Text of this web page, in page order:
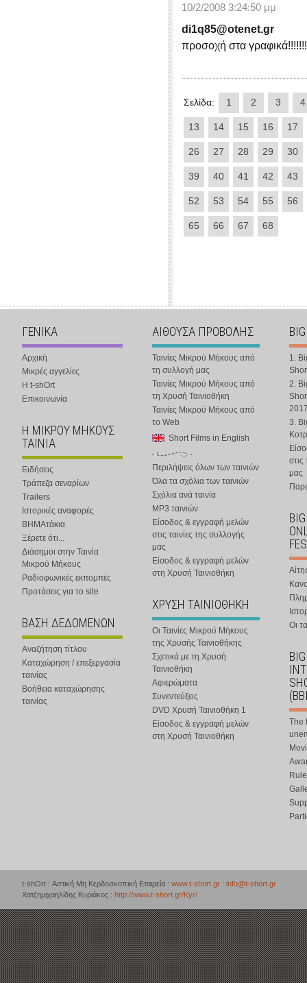
10/2/2008 3:24:50 μμ
di1q85@otenet.gr
προσοχή στα
Σελίδα: 1 2 3 4
13 14 15 16 17
26 27 28 29 30
39 40 41 42 43
52 53 54 55 56
65 66 67 68
ΓΕΝΙΚΑ
Αρχική
Μικρές αγγελίες
Η t-shOrt
Επικοινωνία
Η ΜΙΚΡΟΥ ΜΗΚΟΥΣ
ΤΑΙΝΙΑ
Ειδήσεις
Τράπεζα σεναρίων
Trailers
Ιστορικές αναφορές
ΒΗΜΑτάκια
Ξέρετε ότι...
Διάσημοι στην Ταινία
Μικρού Μήκους
Ραδιοφωνικές εκπομπές
Προτάσεις για το site
ΒΑΣΗ ΔΕΔΟΜΕΝΩΝ
Αναζήτηση τίτλου
Καταχώρηση / επεξεργασία
ταινίας
Βοήθεια καταχώρησης
ταινίας
ΑΙΘΟΥΣΑ ΠΡΟΒΟΛΗΣ
Ταινίες Μικρού Μήκους από
τη συλλογή μας
Ταινίες Μικρού Μήκους από
τη Χρυσή Ταινιοθήκη
Ταινίες Μικρού Μήκους από
το Web
Short Films in English
Περιλήψεις όλων των ταινιών
Όλα τα σχόλια των ταινιών
Σχόλια ανά ταινία
MP3 ταινιών
Είσοδος & εγγραφή μελών
στις ταινίες της συλλογής
μας
Είσοδος & εγγραφή μελών
στη Χρυσή Ταινιοθήκη
ΧΡΥΣΗ ΤΑΙΝΙΟΘΗΚΗ
Οι Ταινίες Μικρού Μήκους
της Χρυσής Ταινιοθήκης
Σχετικά με τη Χρυσή
Ταινιοθήκη
Αφιερώματα
Συνεντεύξεις
DVD Χρυσή Ταινιοθήκη 1
Είσοδος & εγγραφή μελών
στη Χρυσή Ταινιοθήκη
1.
2.
3.
στις
μας
Οι
The
t-shOrt : Αστική Μη Κερδοσκοπική Εταιρεία : www.t-short.gr : info@t-short.gr
Χατζημιχαηλίδης Κυριάκος : http://www.t-short.gr/Kyr/